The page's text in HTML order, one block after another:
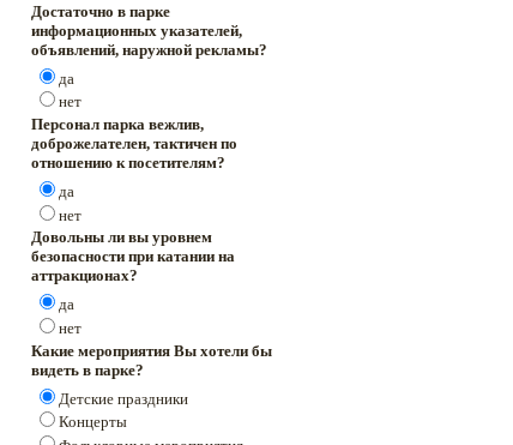
Достаточно в парке
информационных указателей,
объявлений, наружной рекламы?
да
нет
Персонал парка вежлив,
доброжелателен, тактичен по
отношению к посетителям?
да
нет
Довольны ли вы уровнем
безопасности при катании на
аттракционах?
да
нет
Какие мероприятия Вы хотели бы
видеть в парке?
Детские праздники
Концерты